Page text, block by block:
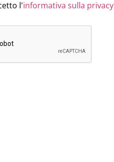
l'informativa sulla privacy